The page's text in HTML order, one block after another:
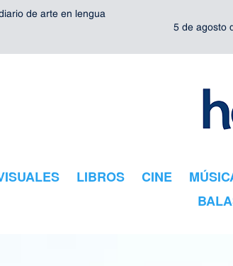
de arte en lengua
5 de agosto
LIBROS CINE